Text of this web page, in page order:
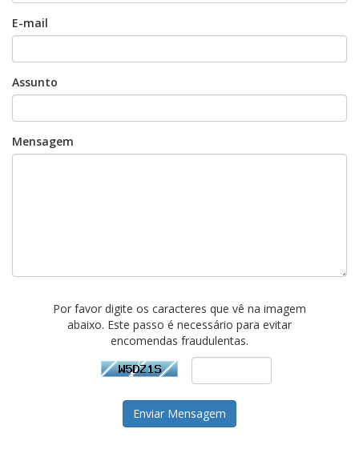
E-mail
Assunto
Mensagem
Por favor digite os caracteres que vê na imagem
abaixo. Este passo é necessário para evitar
encomendas fraudulentas.
Enviar Mensagem